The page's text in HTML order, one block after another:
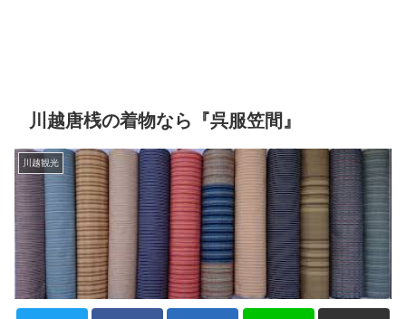
川越唐桟の着物なら『呉服笠間』
川越観光